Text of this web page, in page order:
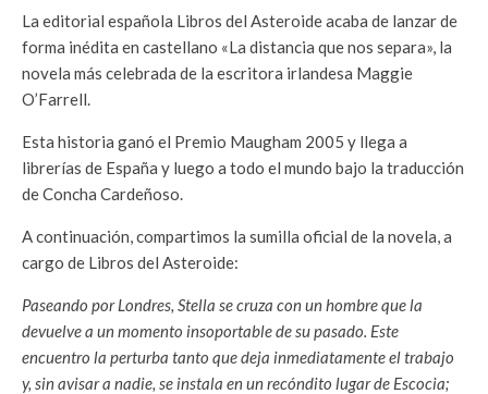
La editorial española Libros del Asteroide acaba de lanzar de
forma inédita en castellano «La distancia que nos separa», la
novela más celebrada de la escritora irlandesa Maggie
O’Farrell.
Esta historia ganó el Premio Maugham 2005 y llega a
librerías de España y luego a todo el mundo bajo la traducción
de Concha Cardeñoso.
A continuación, compartimos la sumilla oficial de la novela, a
cargo de Libros del Asteroide:
Paseando por Londres, Stella se cruza con un hombre que la
devuelve a un momento insoportable de su pasado. Este
encuentro la perturba tanto que deja inmediatamente el trabajo
y, sin avisar a nadie, se instala en un recóndito lugar de Escocia;